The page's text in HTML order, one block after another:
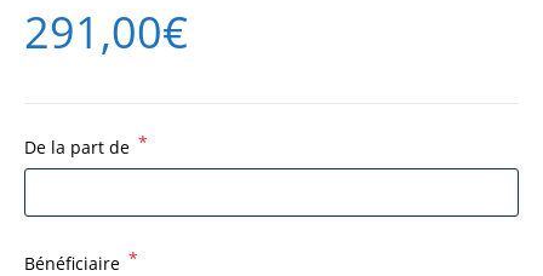
291,00€
De la part de *
Bénéficiaire *